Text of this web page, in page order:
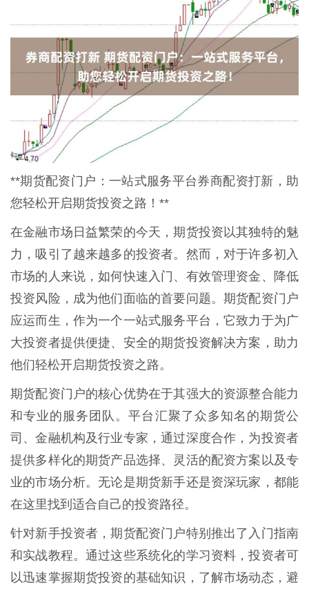
**期货配资门户：一站式服务平台券商配资打新，助
您轻松开启期货投资之路！**
在金融市场日益繁荣的今天，期货投资以其独特的魅
力，吸引了越来越多的投资者。然而，对于许多初入
市场的人来说，如何快速入门、有效管理资金、降低
投资风险，成为他们面临的首要问题。期货配资门户
应运而生，作为一个一站式服务平台，它致力于为广
大投资者提供便捷、安全的期货投资解决方案，助力
他们轻松开启期货投资之路。
期货配资门户的核心优势在于其强大的资源整合能力
和专业的服务团队。平台汇聚了众多知名的期货公
司、金融机构及行业专家，通过深度合作，为投资者
提供多样化的期货产品选择、灵活的配资方案以及专
业的市场分析。无论是期货新手还是资深玩家，都能
在这里找到适合自己的投资路径。
针对新手投资者，期货配资门户特别推出了入门指南
和实战教程。通过这些系统化的学习资料，投资者可
以迅速掌握期货投资的基础知识，了解市场动态，避